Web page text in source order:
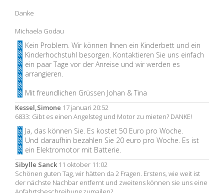
Danke
Michaela Godau
Kein Problem. Wir können Ihnen ein Kinderbett und ein
Kinderhochstuhl besorgen. Kontaktieren Sie uns einfach
ein paar Tage vor der Anreise und wir werden es
arrangieren.
Mit freundlichen Grüssen Johan & Tina
Kessel,Simone 17 januari 20:52
6833: Gibt es einen Angelsteg und Motor zu mieten? DANKE!
Ja, das können Sie. Es kostet 50 Euro pro Woche.
Und daraufhin bezahlen Sie 20 euro pro Woche. Es ist
ein Elektromotor mit Batterie.
Sibylle Sanck 11 oktober 11:02
Schönen guten Tag, wir hätten da 2 Fragen. Erstens, wie weit ist
der nächste Nachbar entfernt und zweitens können sie uns eine